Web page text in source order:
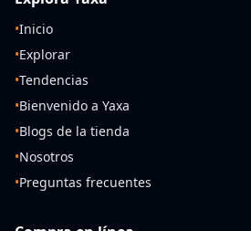
•Inicio
•Explorar
•Tendencias
•Bienvenido a Yaxa
•Blogs de la tienda
•Nosotros
•Preguntas frecuentes